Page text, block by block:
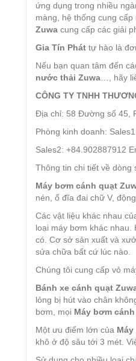
ứng dụng trong nhiều
màng, hệ thống cung
Zuwa cung cấp các giải
Gia Tín Phát tự hào là
Nếu bạn quan tâm đến
nước thải Zuwa …, hãy
CÔNG TY TNHH
Địa chỉ: 58 Đường số 45,
Phòng kinh doanh:
Sales2: +84.902887912
Thông tin chi tiết về dòng
Máy bơm cánh quạt
nén, ổ đĩa đai chữ V,
Các vật liệu khác nhau
loại máy bơm khác nhau.
có. Cơ sở sản xuất và
sửa chữa bất cứ lúc nào.
Chúng tôi cung cấp vỏ
Bánh xe cánh quạt
lỏng bị hút vào chân
bơm, mọi Máy bơm
Một ưu điểm lớn của
khô ở độ sâu tới 3 mét.